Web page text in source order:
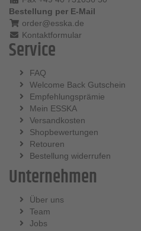
Bestellung per E-Mail
order@esska.de
Kontaktformular
Service
FAQ
Welcome Back Gutschein
Empfehlungsprämie
Mein ESSKA
Versandkosten
Shopbewertungen
Retouren
Bestellung widerrufen
Unternehmen
Über uns
Team
Jobs